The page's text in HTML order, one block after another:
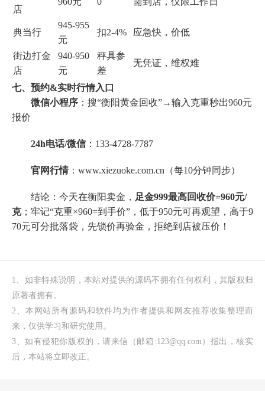
店
典当行
945-955
元
扣2-4% 应急快，价低
街边打金
店
940-950
元
秤具参
差
无凭证，维权难
七、预约&实时行情入口
微信小程序 ：搜“衡阳黄金回收”→输入克重秒出960元
报价
24h电话/微信：133-4728-7787
官网行情：www.xiezuoke.com.cn（每10分钟同步）
结论：今天在衡阳卖金， 足金999最高回收价=960元/
克；牢记“克重×960=到手价”，低于950元可再观望，高于9
70元可分批落袋，先锁价再验金，拒绝到店被压价！
1、如非特殊说明，本站对提供的源码不拥有任何权利，其版权归
原著者拥有。
2、本网站所有源码和软件均为作者提供和网友推荐收集整理而
来，仅供学习和研究使用。
3、如有侵犯你版权的，请来信（邮箱:123@qq.com）指出，核实
后，本站将立即改正。